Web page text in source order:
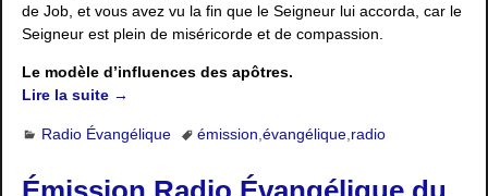
de Job, et vous avez vu la fin que le Seigneur lui accorda, car le
Seigneur est plein de miséricorde et de compassion.
Le modèle d’influences des apôtres.
Lire la suite →
Radio Évangélique émission évangélique, radio